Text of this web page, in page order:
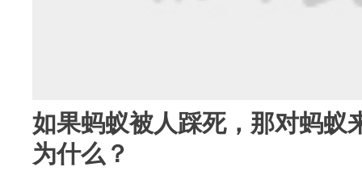
如果蚂蚁被人踩死，那对蚂蚁
为什么？